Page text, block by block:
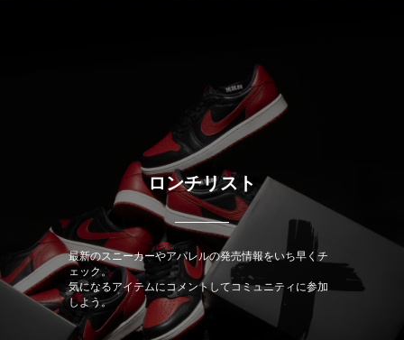
ロンチリスト
最新のスニーカーやアパレルの発売情報をいち早くチ
ェック。
気になるアイテムにコメントしてコミュニティに参加
しよう。